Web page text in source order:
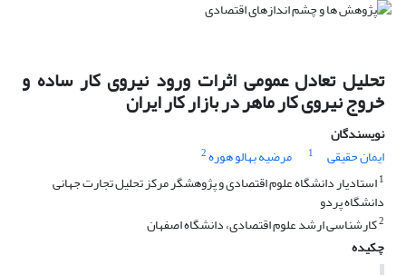
تحلیل تعادل عمومی اثرات ورود نیروی کار ساده و
خروج نیروی کار ماهر در بازار کار ایران
نویسندگان
ایمان حقیقی
1 مرضیه بهالو هوره2
1استادیار دانشگاه علوم اقتصادی و پژوهشگر مرکز تحلیل تجارت جهانی
دانشگاه پردو
2کارشناسی ارشد علوم اقتصادی، دانشگاه اصفهان
چکیده